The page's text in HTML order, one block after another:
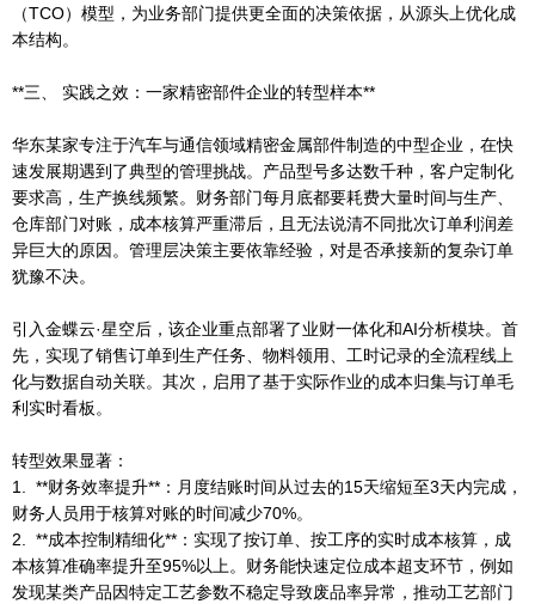
（TCO）模型，为业务部门提供更全面的决策依据，从源头上优化成
本结构。
**三、 实践之效：一家精密部件企业的转型样本**
华东某家专注于汽车与通信领域精密金属部件制造的中型企业，在快
速发展期遇到了典型的管理挑战。产品型号多达数千种，客户定制化
要求高，生产换线频繁。财务部门每月底都要耗费大量时间与生产、
仓库部门对账，成本核算严重滞后，且无法说清不同批次订单利润差
异巨大的原因。管理层决策主要依靠经验，对是否承接新的复杂订单
犹豫不决。
引入金蝶云·星空后，该企业重点部署了业财一体化和AI分析模块。首
先，实现了销售订单到生产任务、物料领用、工时记录的全流程线上
化与数据自动关联。其次，启用了基于实际作业的成本归集与订单毛
利实时看板。
转型效果显著：
1. **财务效率提升**：月度结账时间从过去的15天缩短至3天内完成，
财务人员用于核算对账的时间减少70%。
2. **成本控制精细化**：实现了按订单、按工序的实时成本核算，成
本核算准确率提升至95%以上。财务能快速定位成本超支环节，例如
发现某类产品因特定工艺参数不稳定导致废品率异常，推动工艺部门